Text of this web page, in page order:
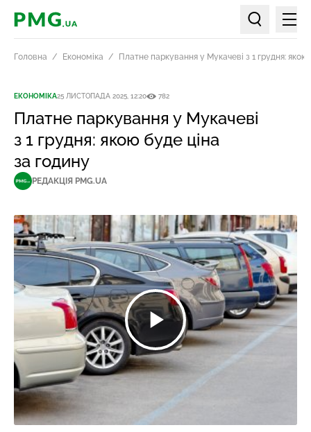
PMG.ua
Пошук по
Головна Економіка Платне паркування у Мукачеві з 1 грудня: якою
ЕКОНОМІКА25 ЛИСТОПАДА 2025, 12:20 782
Платне паркування у Мукачеві
з 1 грудня: якою буде ціна
за годину
РЕДАКЦІЯ PMG.UA